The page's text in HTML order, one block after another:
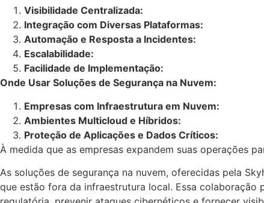
Visibilidade Centralizada:
Integração com Diversas Plataformas:
Automação e Resposta a Incidentes:
Escalabilidade:
Facilidade de Implementação:
Onde Usar Soluções de Segurança na Nuvem:
Empresas com Infraestrutura em Nuvem:
Ambientes Multicloud e Híbridos:
Proteção de Aplicações e Dados Críticos:
À medida que as empresas expandem suas operações
As soluções de segurança na nuvem, oferecidas pela
que estão fora da infraestrutura local. Essa